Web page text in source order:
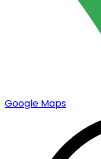
Google Maps